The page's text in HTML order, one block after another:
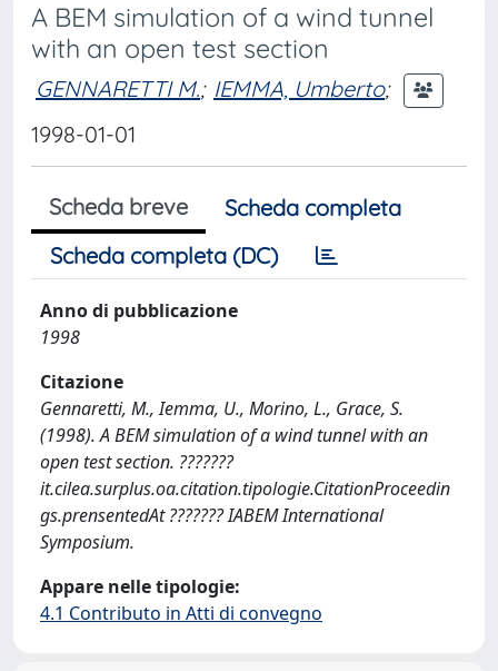
A BEM simulation of a wind tunnel
with an open test section
GENNARETTI M.; IEMMA, Umberto;
1998-01-01
Scheda breve
Scheda completa
Scheda completa (DC)
Anno di pubblicazione
1998
Citazione
Gennaretti, M., Iemma, U., Morino, L., Grace, S.
(1998). A BEM simulation of a wind tunnel with an
open test section. ???????
it.cilea.surplus.oa.citation.tipologie.CitationProceedin
gs.prensentedAt ??????? IABEM International
Symposium.
Appare nelle tipologie:
4.1 Contributo in Atti di convegno